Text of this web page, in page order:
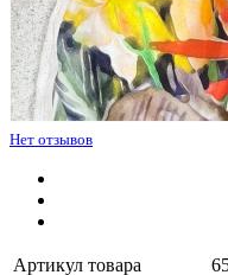
Нет отзывов
Артикул товара